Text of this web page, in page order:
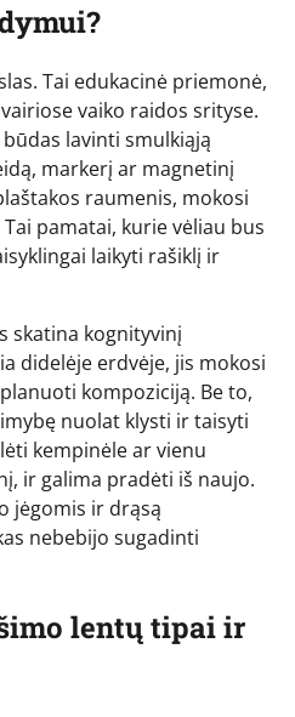
Tai edukacinė priemonė,
vaiko raidos srityse.
lavinti smulkiąją
markerį ar magnetinį
raumenis, mokosi
pamatai, kurie vėliau bus
laikyti rašiklį ir
skatina kognityvinį
didelėje erdvėje, jis mokosi
kompoziciją. Be to,
nuolat klysti ir taisyti
kempinėle ar vienu
ir galima pradėti iš naujo.
jėgomis ir drąsą
nebebijo sugadinti
lentų tipai ir